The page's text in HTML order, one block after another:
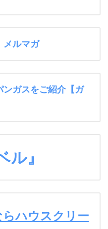
メルマガ
ガスをご紹介【ガ
ル』
ハウスクリー